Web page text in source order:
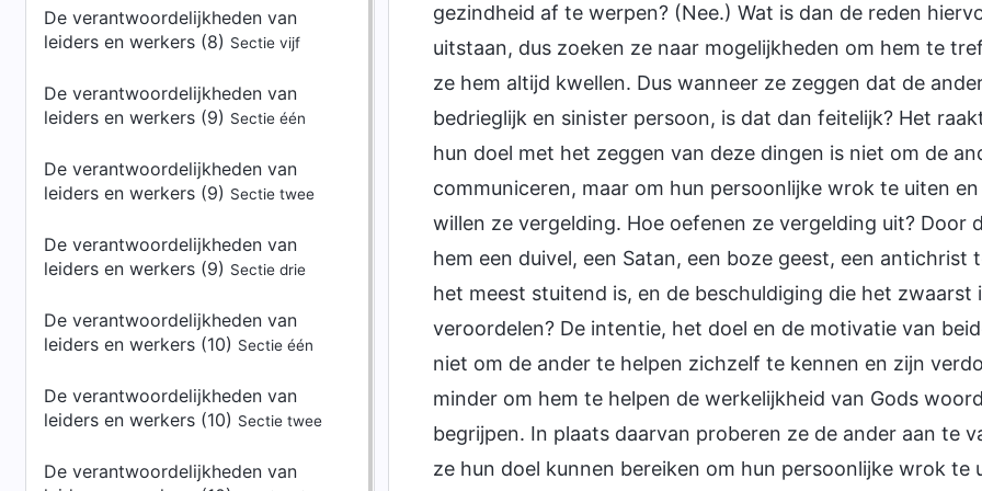
De verantwoordelijkheden van
leiders en werkers (8) Sectie vijf
De verantwoordelijkheden van
leiders en werkers (9) Sectie één
De verantwoordelijkheden van
leiders en werkers (9) Sectie twee
De verantwoordelijkheden van
leiders en werkers (9) Sectie drie
De verantwoordelijkheden van
leiders en werkers (10) Sectie één
De verantwoordelijkheden van
leiders en werkers (10) Sectie twee
De verantwoordelijkheden van
gezindheid af te werpen? (Nee.) Wat is dan de reden
uitstaan, dus zoeken ze naar mogelijkheden om hem te
ze hem altijd kwellen. Dus wanneer ze zeggen dat de
bedrieglijk en sinister persoon, is dat dan feitelijk? Het
hun doel met het zeggen van deze dingen is niet om de
communiceren, maar om hun persoonlijke wrok te uiten
willen ze vergelding. Hoe oefenen ze vergelding uit?
hem een duivel, een Satan, een boze geest, een
het meest stuitend is, en de beschuldiging die het zwaarst
veroordelen? De intentie, het doel en de motivatie van
niet om de ander te helpen zichzelf te kennen en zijn
minder om hem te helpen de werkelijkheid van Gods
begrijpen. In plaats daarvan proberen ze de ander aan te
ze hun doel kunnen bereiken om hun persoonlijke wrok te